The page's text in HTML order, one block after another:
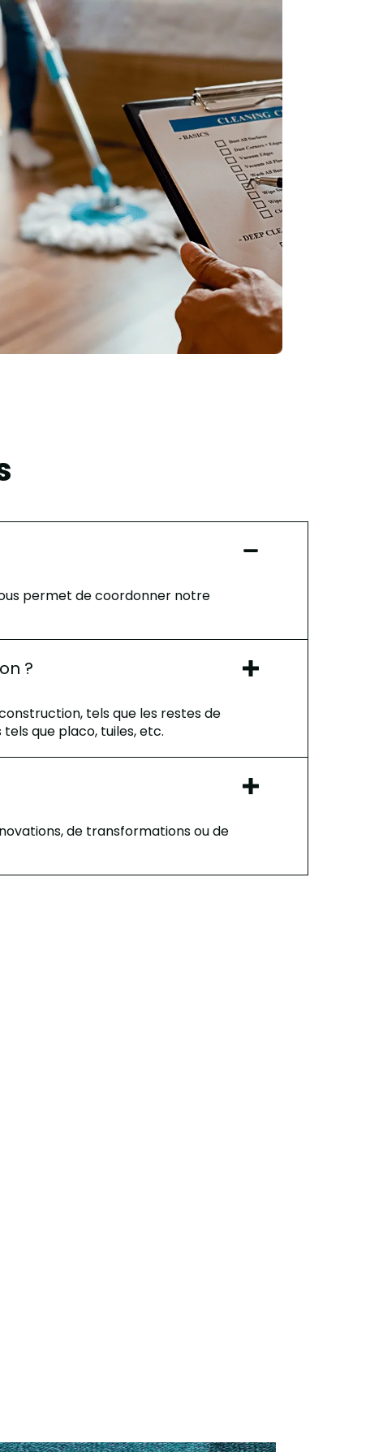
permet de coordonner notre
?
tels que les restes de
que placo, tuiles, etc.
de transformations ou de